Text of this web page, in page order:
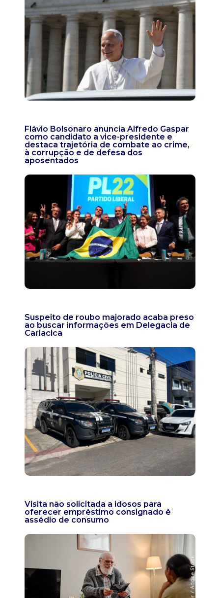
Flávio Bolsonaro anuncia Alfredo Gaspar
como candidato a vice-presidente e
destaca trajetória de combate ao crime,
à corrupção e de defesa dos
aposentados
Suspeito de roubo majorado acaba preso
ao buscar informações em Delegacia de
Cariacica
Visita não solicitada a idosos para
oferecer empréstimo consignado é
assédio de consumo